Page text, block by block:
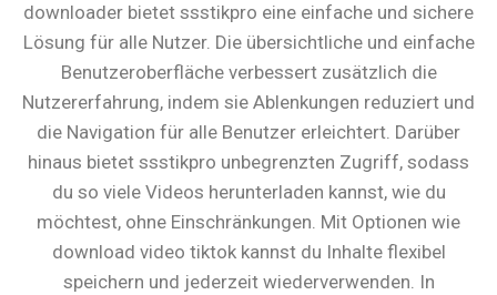
downloader bietet ssstikpro eine einfache und sichere
Lösung für alle Nutzer. Die übersichtliche und einfache
Benutzeroberfläche verbessert zusätzlich die
Nutzererfahrung, indem sie Ablenkungen reduziert und
die Navigation für alle Benutzer erleichtert. Darüber
hinaus bietet ssstikpro unbegrenzten Zugriff, sodass
du so viele Videos herunterladen kannst, wie du
möchtest, ohne Einschränkungen. Mit Optionen wie
download video tiktok kannst du Inhalte flexibel
speichern und jederzeit wiederverwenden. In